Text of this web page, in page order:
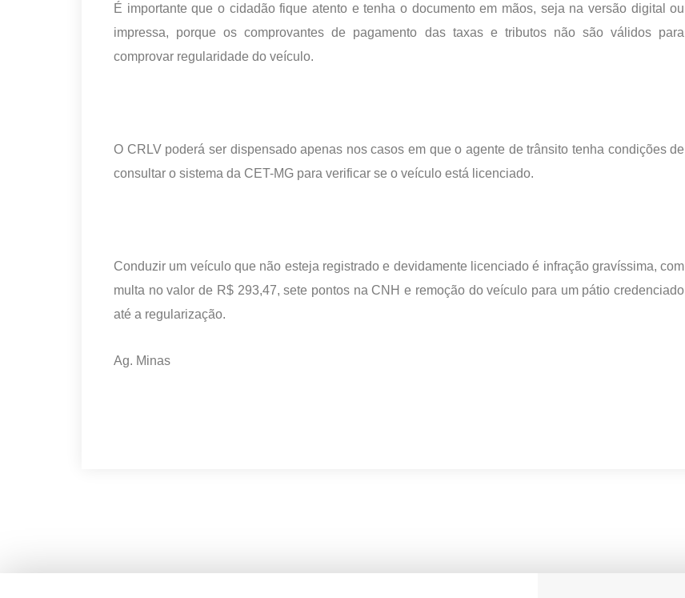
É importante que o cidadão fique atento e tenha o documento em mãos, seja na versão digital ou
impressa, porque os comprovantes de pagamento das taxas e tributos não são válidos para
comprovar regularidade do veículo.
O CRLV poderá ser dispensado apenas nos casos em que o agente de trânsito tenha condições de
consultar o sistema da CET-MG para verificar se o veículo está licenciado.
Conduzir um veículo que não esteja registrado e devidamente licenciado é infração gravíssima, com
multa no valor de R$ 293,47, sete pontos na CNH e remoção do veículo para um pátio credenciado
até a regularização.
Ag. Minas